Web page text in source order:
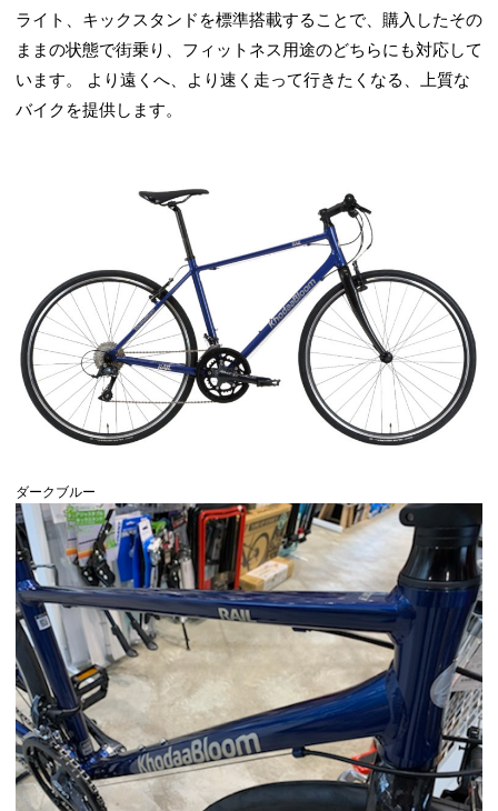
ライト、キックスタンドを標準搭載することで、購入したその
ままの状態で街乗り、フィットネス用途のどちらにも対応して
います。 より遠くへ、より速く走って行きたくなる、上質な
バイクを提供します。
ダークブルー